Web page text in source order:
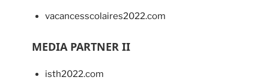
vacancesscolaires2022.com
MEDIA PARTNER II
isth2022.com